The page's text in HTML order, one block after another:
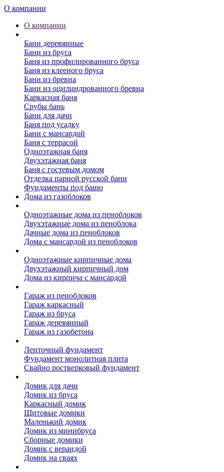
О компании
О компании
Бани деревянные
Бани из бруса
Баня из профилированного бруса
Баня из клееного бруса
Бани из бревна
Бани из оцилиндрованного бревна
Каркасная баня
Срубы бань
Бани для дачи
Баня под усадку
Бани с мансардой
Баня с террасой
Одноэтажная баня
Двухэтажная баня
Баня с гостевым домом
Отделка парной русской бани
Фундаменты под баню
Дома из газоблоков
Одноэтажные дома из пеноблоков
Двухэтажные дома из пеноблока
Дачные дома из пеноблоков
Дома с мансардой из пеноблоков
Одноэтажные кирпичные дома
Двухэтажный кирпичный дом
Дома из кирпича с мансардой
Гараж из пеноблоков
Гараж каркасный
Гараж из бруса
Гараж деревянный
Гараж из газобетона
Ленточный фундамент
Фундамент монолитная плита
Свайно ростверковый фундамент
Домик для дачи
Домик из бруса
Каркасный домик
Щитовые домики
Маленький домик
Домик из минибруса
Сборные домики
Домик с верандой
Домик на сваях